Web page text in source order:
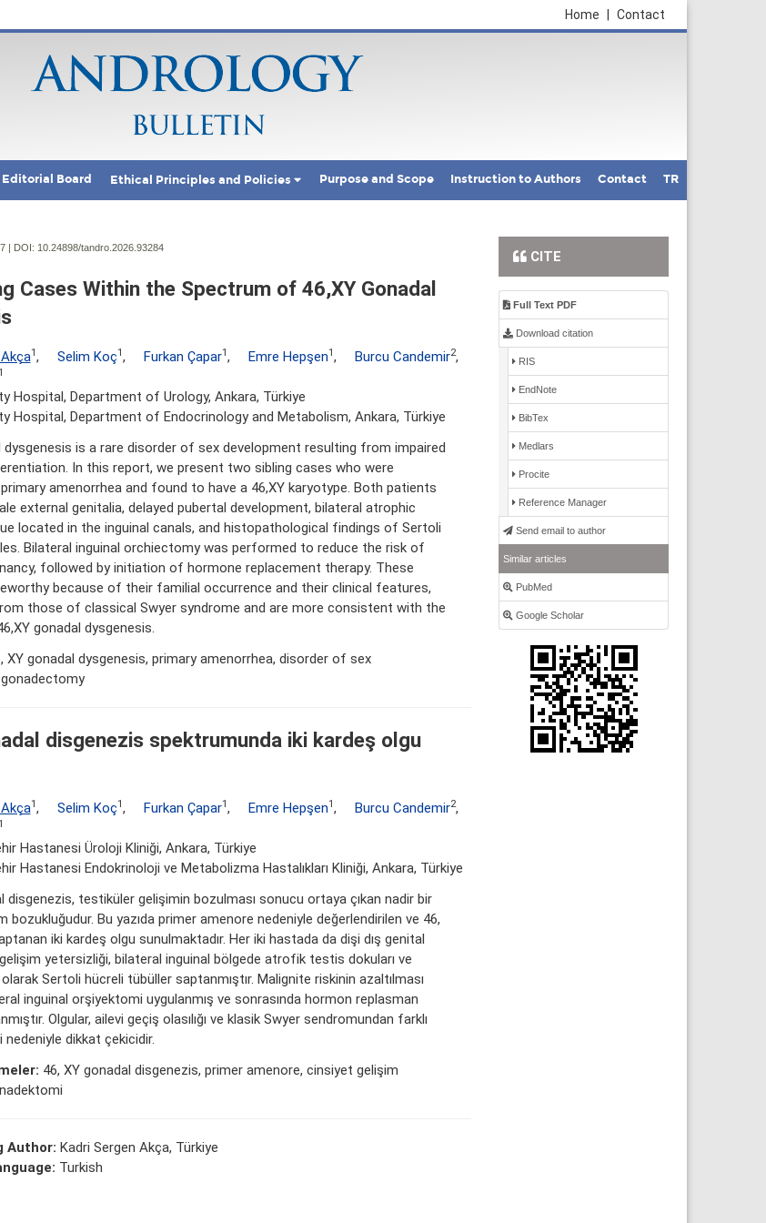
Contact
Home
Editorial Board Ethical Principles and Policies Purpose and Scope Instruction to Authors Contact TR
| DOI: 10.24898/tandro.2026.93284
Cases Within the Spectrum of 46,XY Gonadal
1 , Selim Koç1 , Furkan Çapar1 , Emre Hepşen1 , Burcu Candemir2,
Hospital, Department of Urology, Ankara, Türkiye
Hospital, Department of Endocrinology and Metabolism, Ankara, Türkiye
dysgenesis is a rare disorder of sex development resulting from impaired
In this report, we present two sibling cases who were
amenorrhea and found to have a 46,XY karyotype. Both patients
external genitalia, delayed pubertal development, bilateral atrophic
located in the inguinal canals, and histopathological findings of Sertoli
Bilateral inguinal orchiectomy was performed to reduce the risk of
followed by initiation of hormone replacement therapy. These
because of their familial occurrence and their clinical features,
those of classical Swyer syndrome and are more consistent with the
gonadal dysgenesis.
XY gonadal dysgenesis, primary amenorrhea, disorder of sex
disgenezis spektrumunda iki kardeş olgu
1, Selim Koç1, Furkan Çapar1, Emre Hepşen1, Burcu Candemir2,
Hastanesi Üroloji Kliniği, Ankara, Türkiye
Hastanesi Endokrinoloji ve Metabolizma Hastalıkları Kliniği, Ankara, Türkiye
disgenezis, testiküler gelişimin bozulması sonucu ortaya çıkan nadir bir
bozukluğudur. Bu yazıda primer amenore nedeniyle değerlendirilen ve 46,
iki kardeş olgu sunulmaktadır. Her iki hastada da dişi dış genital
yetersizliği, bilateral inguinal bölgede atrofik testis dokuları ve
Sertoli hücreli tübüller saptanmıştır. Malignite riskinin azaltılması
inguinal orşiyektomi uygulanmış ve sonrasında hormon replasman
Olgular, ailevi geçiş olasılığı ve klasik Swyer sendromundan farklı
nedeniyle dikkat çekicidir.
46, XY gonadal disgenezis, primer amenore, cinsiyet gelişim
Author: Kadri Sergen Akça, Türkiye
Turkish
CITE
Full Text PDF
Download citation
RIS
EndNote
BibTex
Medlars
Procite
Reference Manager
Send email to author
Similar articles
PubMed
Google Scholar